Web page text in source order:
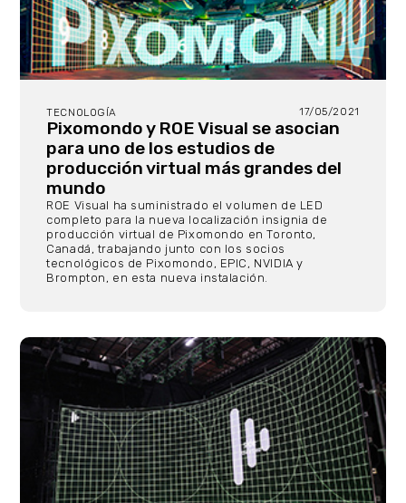
TECNOLOGÍA 17/05/2021
Pixomondo y ROE Visual se asocian
para uno de los estudios de
producción virtual más grandes del
mundo
ROE Visual ha suministrado el volumen de LED
completo para la nueva localización insignia de
producción virtual de Pixomondo en Toronto,
Canadá, trabajando junto con los socios
tecnológicos de Pixomondo, EPIC, NVIDIA y
Brompton, en esta nueva instalación.